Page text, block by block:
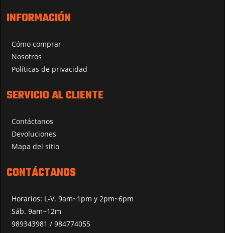
INFORMACIÓN
Cómo comprar
Nosotros
Políticas de privacidad
SERVICIO AL CLIENTE
Contáctanos
Devoluciones
Mapa del sitio
CONTÁCTANOS
Horarios: L-V. 9am~1pm y 2pm~6pm
Sáb. 9am~12m
989343981 / 984774055